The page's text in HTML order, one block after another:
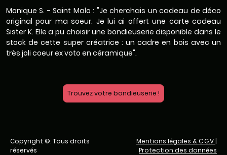
Monique S. - Saint Malo : "Je cherchais un cadeau de déco
original pour ma soeur. Je lui ai offert une carte cadeau
Sister K. Elle a pu choisir une bondieuserie disponible dans le
stock de cette super créatrice : un cadre en bois avec un
très joli coeur ex voto en céramique".
Trouvez votre bondieuserie !
Copyright ©. Tous droits
réservés
Mentions légales & C.G.V |
Protection des données